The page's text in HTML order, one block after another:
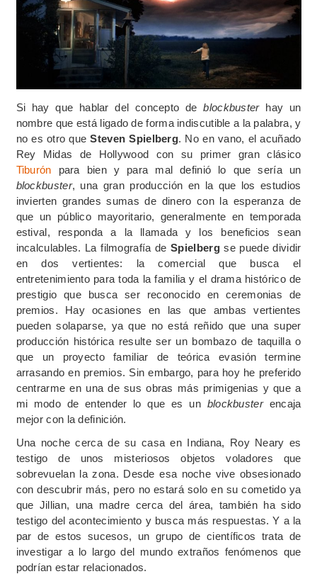
Si hay que hablar del concepto deblockbusterhay un
nombre que está ligado de forma indiscutible a la palabra, y
no es otro queSteven Spielberg. No en vano, el acuñado
Rey Midas de Hollywood con su primer gran clásico
Tiburón para bien y para mal definió lo que sería un
blockbuster, una gran producción en la que los estudios
invierten grandes sumas de dinero con la esperanza de
que un público mayoritario, generalmente en temporada
estival, responda a la llamada y los beneficios sean
incalculables. La filmografía deSpielbergse puede dividir
en dos vertientes: la comercial que busca el
entretenimiento para toda la familia y el drama histórico de
prestigio que busca ser reconocido en ceremonias de
premios. Hay ocasiones en las que ambas vertientes
pueden solaparse, ya que no está reñido que una super
producción histórica resulte ser un bombazo de taquilla o
que un proyecto familiar de teórica evasión termine
arrasando en premios. Sin embargo, para hoy he preferido
centrarme en una de sus obras más primigenias y que a
mi modo de entender lo que es un blockbusterencaja
mejor con la definición.
Una noche cerca de su casa en Indiana, Roy Neary es
testigo de unos misteriosos objetos voladores que
sobrevuelan la zona. Desde esa noche vive obsesionado
con descubrir más, pero no estará solo en su cometido ya
que Jillian, una madre cerca del área, también ha sido
testigo del acontecimiento y busca más respuestas. Y a la
par de estos sucesos, un grupo de científicos trata de
investigar a lo largo del mundo extraños fenómenos que
podrían estar relacionados.